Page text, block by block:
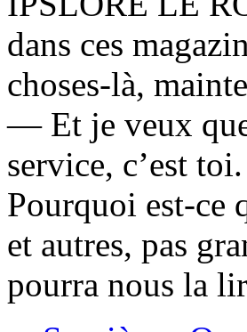
dans ces
choses-là,
— Et je veux
service, c’est
Pourquoi est-ce
et autres, pas
pourra nous la